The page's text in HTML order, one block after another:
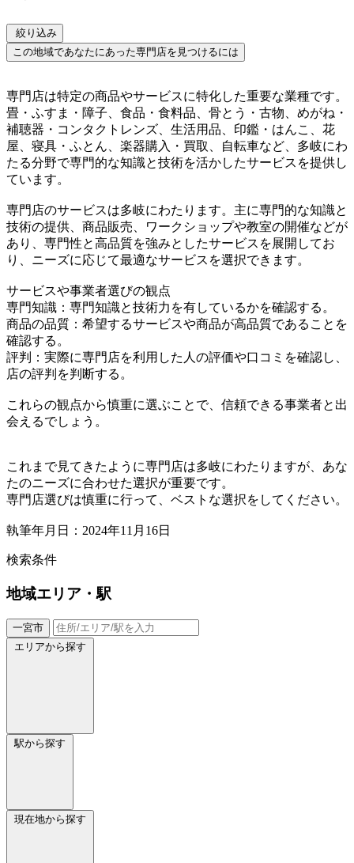
絞り込み
この地域であなたにあった専門店を見つけるには
専門店は特定の商品やサービスに特化した重要な業種です。
畳・ふすま・障子、食品・食料品、骨とう・古物、めがね・
補聴器・コンタクトレンズ、生活用品、印鑑・はんこ、花
屋、寝具・ふとん、楽器購入・買取、自転車など、多岐にわ
たる分野で専門的な知識と技術を活かしたサービスを提供し
ています。
専門店のサービスは多岐にわたります。主に専門的な知識と
技術の提供、商品販売、ワークショップや教室の開催などが
あり、専門性と高品質を強みとしたサービスを展開してお
り、ニーズに応じて最適なサービスを選択できます。
サービスや事業者選びの観点
専門知識：専門知識と技術力を有しているかを確認する。
商品の品質：希望するサービスや商品が高品質であることを
確認する。
評判：実際に専門店を利用した人の評価や口コミを確認し、
店の評判を判断する。
これらの観点から慎重に選ぶことで、信頼できる事業者と出
会えるでしょう。
これまで見てきたように専門店は多岐にわたりますが、あな
たのニーズに合わせた選択が重要です。
専門店選びは慎重に行って、ベストな選択をしてください。
執筆年月日：2024年11月16日
検索条件
地域エリア・駅
一宮市
エリアから探す
駅から探す
現在地から探す